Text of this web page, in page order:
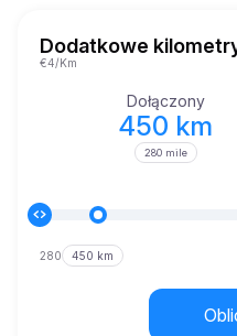
Jedną z najbardziej
jego przestronne wnętrze,
zarówno dla pasażerów, jak
przemierzasz miejskie
oddalone, ten pojazd
maksymalnym komfortem.
Dodatkowe
€4/Km
Dołączony
450 km
280 mile
280 450 km